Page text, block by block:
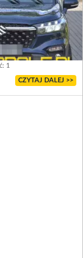
1
CZYTAJ DALEJ >>